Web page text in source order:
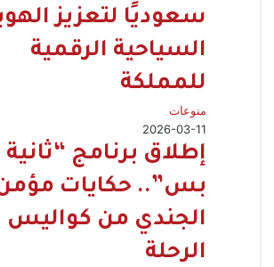
سعوديًا لتعزيز
السياحية الرقمية
للمملكة
منوعات
2026-03-11
إطلاق برنامج “ثانية
بس”.. حكايات
الجندي من كواليس
الرحلة